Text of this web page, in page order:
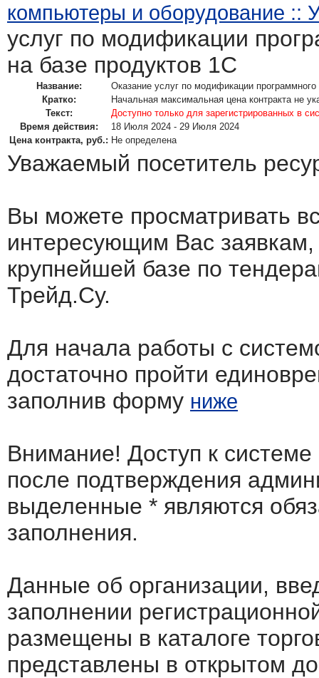
компьютеры и оборудование ::
услуг по модификации
на базе продуктов 1С
Название:
Оказание услуг по модификации
Кратко:
Начальная максимальная цена контракта не
Текст:
Доступно только для зарегистрированных в
Время действия:
18 Июля 2024 - 29 Июля 2024
Цена контракта, руб.: Не определена
Уважаемый посетитель
Вы можете просматривать
интересующим Вас
крупнейшей базе по
Трейд.Су.
Для начала работы с
достаточно пройти
заполнив форму ниже
Внимание! Доступ к
после подтверждения
выделенные * являются
заполнения.
Данные об организации,
заполнении
размещены в каталоге
представлены в открытом